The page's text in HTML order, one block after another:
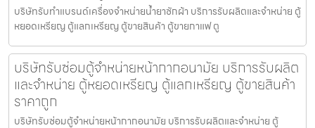
บริษัทรับทำแบรนด์เครื่องจำหน่ายน้ำยาซักผ้า บริการรับผลิตและจำหน่าย ตู้
หยอดเหรียญ ตู้แลกเหรียญ ตู้ขายสินค้า ตู้ขายกาแฟ ตู
บริษัทรับซ่อมตู้จำหน่ายหน้ากากอนามัย บริการรับผลิต
และจำหน่าย ตู้หยอดเหรียญ ตู้แลกเหรียญ ตู้ขายสินค้า
ราคาถูก
บริษัทรับซ่อมตู้จำหน่ายหน้ากากอนามัย บริการรับผลิตและจำหน่าย ตู้